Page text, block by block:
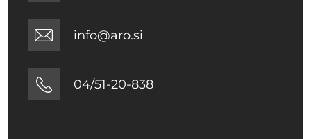
info@aro.si
04/51-20-838